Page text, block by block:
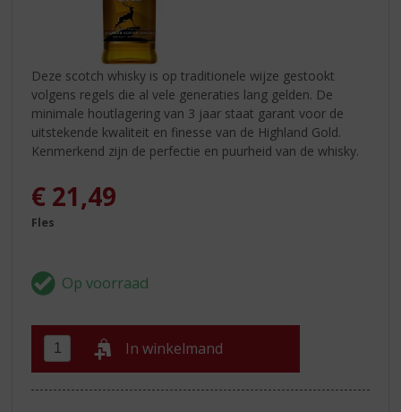
Deze scotch whisky is op traditionele wijze gestookt
volgens regels die al vele generaties lang gelden. De
minimale houtlagering van 3 jaar staat garant voor de
uitstekende kwaliteit en finesse van de Highland Gold.
Kenmerkend zijn de perfectie en puurheid van de whisky.
€ 21,49
Fles
In winkelmand